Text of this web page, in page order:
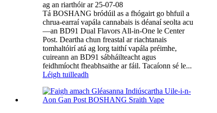
ag an riarthóir ar 25-07-08
Tá BOSHANG bródúil as a fhógairt go bhfuil a
chrua-earraí vapála cannabais is déanaí seolta acu
—an BD91 Dual Flavors All-in-One le Center
Post. Deartha chun freastal ar riachtanais
tomhaltóirí atá ag lorg taithí vapála préimhe,
cuireann an BD91 sábháilteacht agus
feidhmíocht fheabhsaithe ar fáil. Tacaíonn sé le...
Léigh tuilleadh